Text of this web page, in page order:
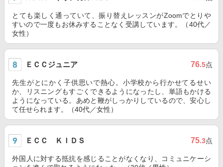
とても楽しく通っていて、振り替えレッスンがZoomでとりや
すいので一度もお休みすることなく受講しています。（40代／
女性）
ＥＣＣジュニア 76.5点
先生がとにかく子供思いで熱心。小学校から行かせてるせい
か、リスニングもすごくできるようになったし、単語もかける
ようになっている。あめと鞭がしっかりしているので、安心し
て任せられます。（40代／女性）
ＥＣＣ ＫＩＤＳ 75.3点
外国人に対する抵抗を感じることがなくなり、コミュニケーシ